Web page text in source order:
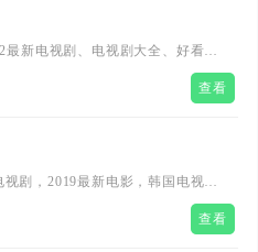
最新电视剧、电视剧大全、好看的
看和迅雷电影下载，每天更新最
艺真人秀，明星信息与相关电影电
查看
剧，2019最新电影，韩国电视
动漫、日剧、美剧、综艺的在线
瓜影音在线观看高清电影，每天优
查看